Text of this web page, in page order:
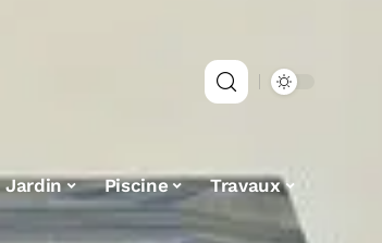
Jardin Piscine Travaux